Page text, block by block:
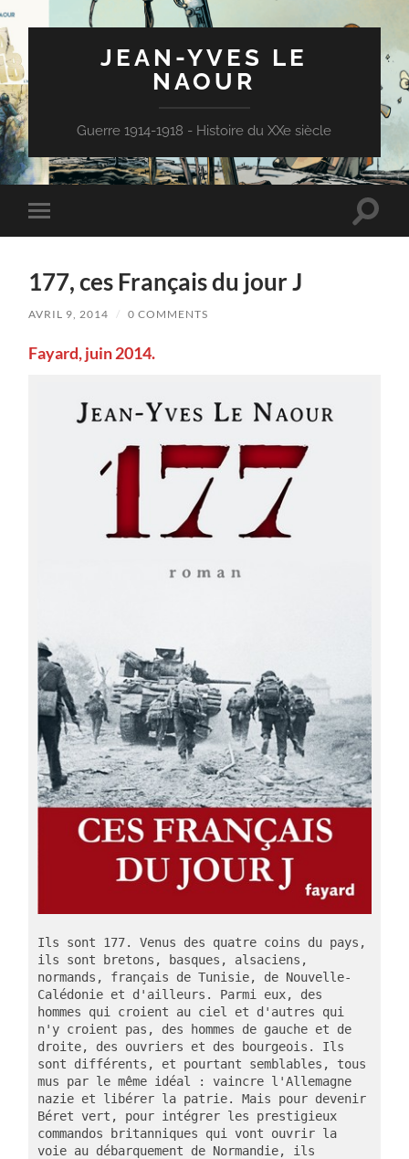
JEAN-YVES LE
NAOUR
Guerre 1914-1918 - Histoire du XXe siècle
Toggle
mobile
Toggle
177, ces Français du jour J
AVRIL 9, 2014 / 0 COMMENTS
Fayard, juin 2014.
Ils sont 177. Venus des quatre coins du pays,
ils sont bretons, basques, alsaciens,
normands, français de Tunisie, de Nouvelle-
Calédonie et d'ailleurs. Parmi eux, des
hommes qui croient au ciel et d'autres qui
n'y croient pas, des hommes de gauche et de
droite, des ouvriers et des bourgeois. Ils
sont différents, et pourtant semblables, tous
mus par le même idéal : vaincre l'Allemagne
nazie et libérer la patrie. Mais pour devenir
Béret vert, pour intégrer les prestigieux
commandos britanniques qui vont ouvrir la
voie au débarquement de Normandie, ils